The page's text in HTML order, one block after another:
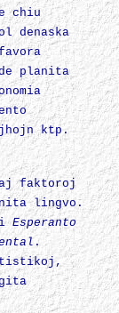
chiu
denaska
planita
ktp.
faktoroj
lingvo.
Esperanto
.